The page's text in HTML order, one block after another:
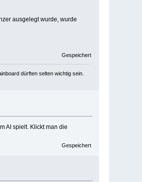
ausgelegt wurde, wurde
Gespeichert
dürften selten wichtig sein.
AI spielt. Klickt man die
Gespeichert